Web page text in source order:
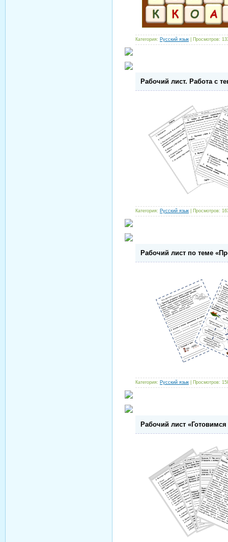
Категория: Русский язык | Просмотров:
Рабочий лист. Работа с
Категория: Русский язык | Просмотров:
Рабочий лист по теме
Категория: Русский язык | Просмотров:
Рабочий лист